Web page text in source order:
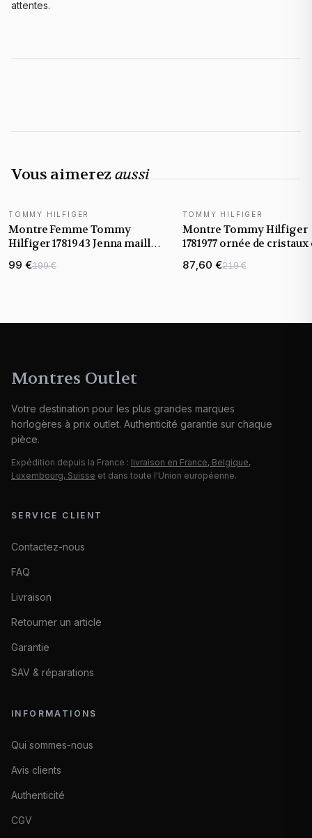
attentes.
Vous aimerez aussi
TOMMY HILFIGER
Montre Femme Tommy
Hilfiger 1781943 Jenna maille
milanaise dorée
99 €199 €
TOMMY HILFIGER
Montre Tommy Hilfiger
1781977 ornée de cristaux
acier or jaune
87,60 €219 €
Montres Outlet
Votre destination pour les plus grandes marques
horlogères à prix outlet. Authenticité garantie sur chaque
pièce.
Expédition depuis la France : livraison en France, Belgique,
Luxembourg, Suisse et dans toute l'Union européenne.
SERVICE CLIENT
Contactez-nous
FAQ
Livraison
Retourner un article
Garantie
SAV & réparations
INFORMATIONS
Qui sommes-nous
Avis clients
Authenticité
CGV